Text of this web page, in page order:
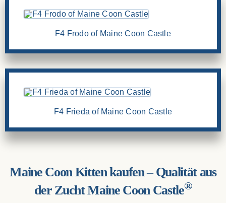
F4 Frodo of Maine Coon Castle
F4 Frieda of Maine Coon Castle
Maine Coon Kitten kaufen – Qualität aus
der Zucht Maine Coon Castle®